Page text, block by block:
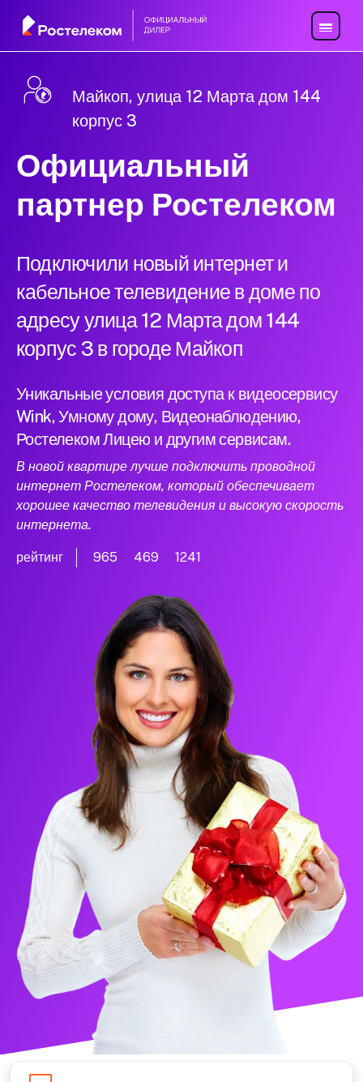
Майкоп, улица 12 Марта дом 144
корпус 3
Официальный
партнер Ростелеком
Подключили новый интернет и
кабельное телевидение в доме по
адресу улица 12 Марта дом 144
корпус 3 в городе Майкоп
Уникальные условия доступа к видеосервису
Wink, Умному дому, Видеонаблюдению,
Ростелеком Лицею и другим сервисам.
В новой квартире лучше подключить проводной
интернет Ростелеком, который обеспечивает
хорошее качество телевидения и высокую скорость
интернета.
рейтинг 965 469 1241